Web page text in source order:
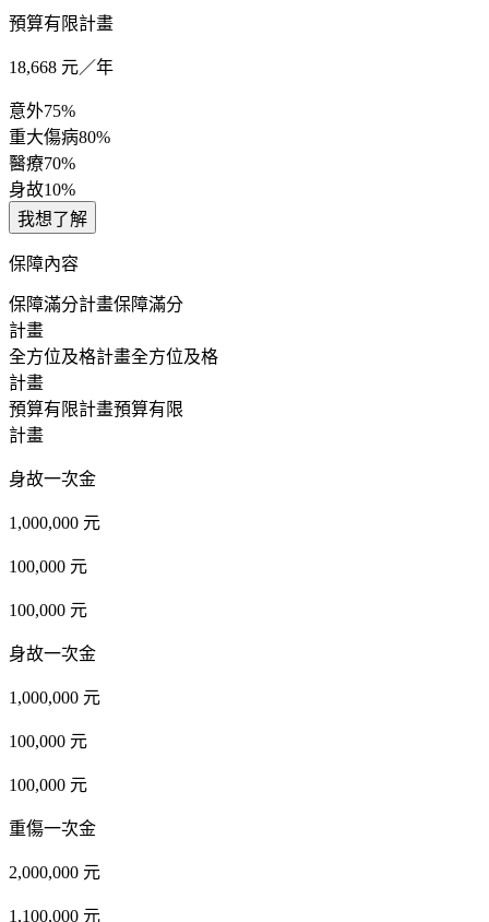
預算有限計畫
18,668 元／年
意外75%
重大傷病80%
醫療70%
身故10%
我想了解
保障內容
保障滿分計畫保障滿分
計畫
全方位及格計畫全方位及格
計畫
預算有限計畫預算有限
計畫
身故一次金
1,000,000 元
100,000 元
100,000 元
身故一次金
1,000,000 元
100,000 元
100,000 元
重傷一次金
2,000,000 元
1,100,000 元